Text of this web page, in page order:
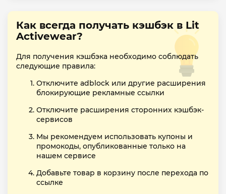
Как всегда получать кэшбэк в Lit
Activewear?
Для получения кэшбэка необходимо соблюдать
следующие правила:
Отключите adblock или другие расширения
блокирующие рекламные ссылки
Отключите расширения сторонних кэшбэк-
сервисов
Мы рекомендуем использовать купоны и
промокоды, опубликованные только на
нашем сервисе
Добавьте товар в корзину после перехода по
ссылке